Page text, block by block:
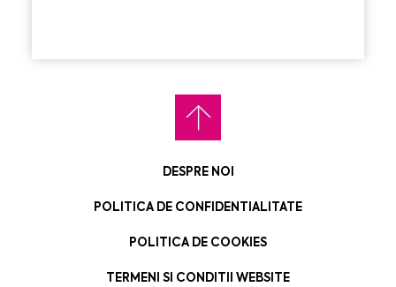
DESPRE NOI
POLITICA DE CONFIDENTIALITATE
POLITICA DE COOKIES
TERMENI SI CONDITII WEBSITE